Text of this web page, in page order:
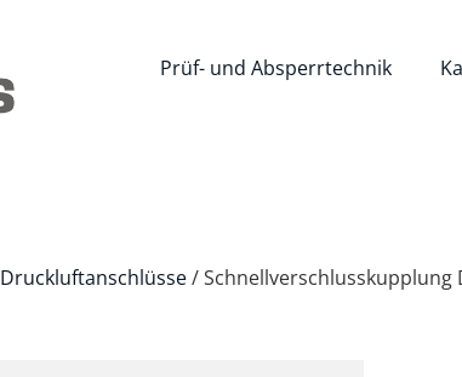
Prüf- und Absperrtechnik
Druckluftanschlüsse/ Schnellverschlusskupplung